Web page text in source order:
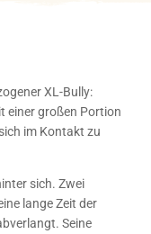
XL-Bully:
einer großen Portion
im Kontakt zu
sich. Zwei
lange Zeit der
Seine